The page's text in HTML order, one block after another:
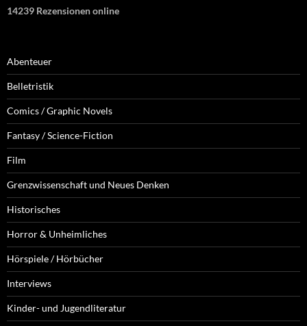
14239 Rezensionen online
Abenteuer
Belletristik
Comics / Graphic Novels
Fantasy / Science-Fiction
Film
Grenzwissenschaft und Neues Denken
Historisches
Horror & Unheimliches
Hörspiele / Hörbücher
Interviews
Kinder- und Jugendliteratur